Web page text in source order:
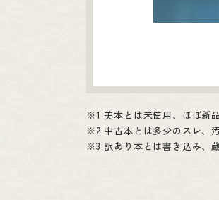
1 美本とは未使用、ほぼ新
2 中古本とは多少のスレ、
3 訳あり本とは書き込み、